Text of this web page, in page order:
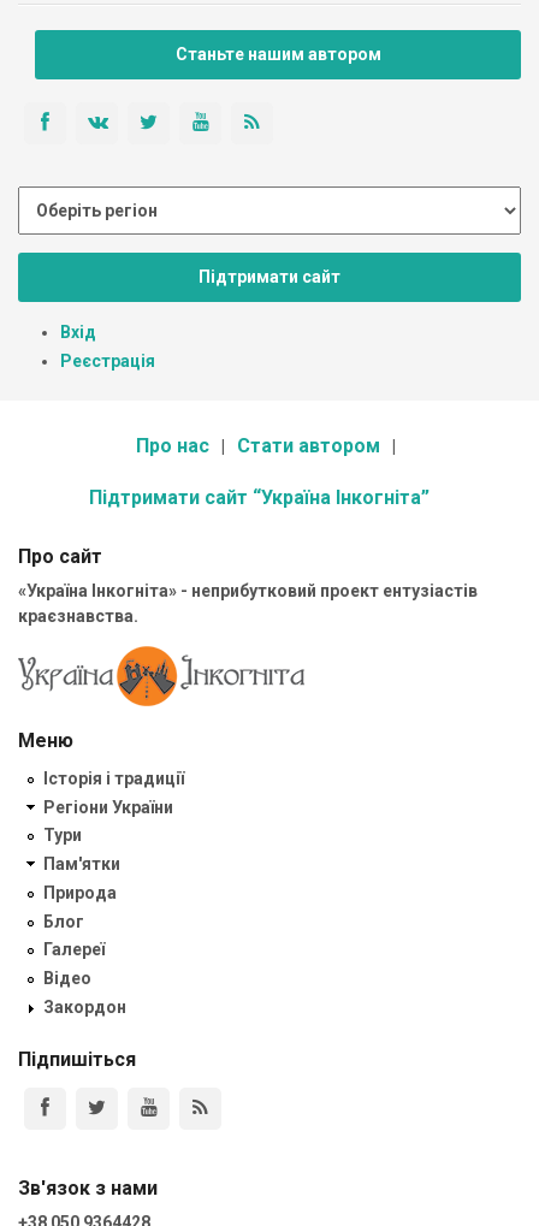
Станьте нашим автором
Підтримати сайт
Вхід
Реєстрація
Про нас Стати автором
Підтримати сайт “Україна Інкогніта”
Про сайт
«Україна Інкогніта» - неприбутковий проект ентузіастів
краєзнавства.
Меню
Історія і традиції
Регіони України
Тури
Пам'ятки
Природа
Блог
Галереї
Відео
Закордон
Підпишіться
Зв'язок з нами
+38 050 9364428